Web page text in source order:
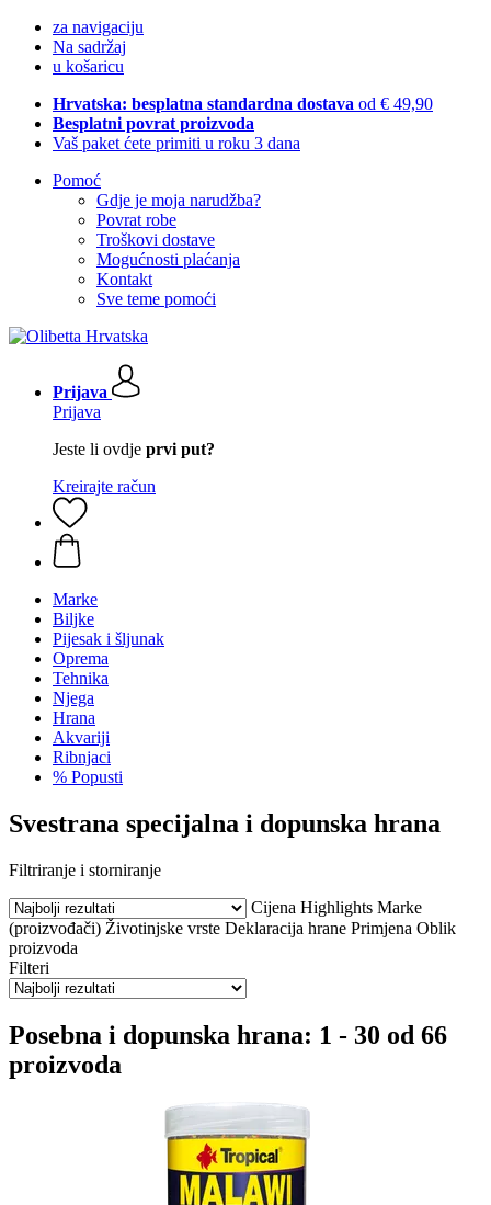
za navigaciju
Na sadržaj
u košaricu
Hrvatska: besplatna standardna dostava od € 49,90
Besplatni povrat proizvoda
Vaš paket ćete primiti u roku 3 dana
Pomoć
Gdje je moja narudžba?
Povrat robe
Troškovi dostave
Mogućnosti plaćanja
Kontakt
Sve teme pomoći
Prijava
Prijava
Jeste li ovdje prvi put?
Kreirajte račun
Marke
Biljke
Pijesak i šljunak
Oprema
Tehnika
Njega
Hrana
Akvariji
Ribnjaci
% Popusti
Svestrana specijalna i dopunska hrana
Filtriranje i storniranje
Cijena Highlights Marke
(proizvođači) Životinjske vrste Deklaracija hrane Primjena Oblik
proizvoda
Filteri
Posebna i dopunska hrana: 1 - 30 od 66
proizvoda